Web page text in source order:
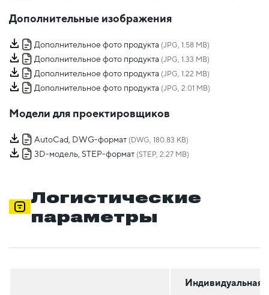
Дополнительные изображения
Дополнительное фото продукта (JPG, 1.58 MB)
Дополнительное фото продукта (JPG, 1.33 MB)
Дополнительное фото продукта (JPG, 1.22 MB)
Дополнительное фото продукта (JPG, 2.01 MB)
Модели для проектировщиков
AutoCad, DWG-формат (DWG, 180.83 KB)
3D-модель, STEP-формат (STEP, 2.27 MB)
Логистические
параметры
Индивидуальная